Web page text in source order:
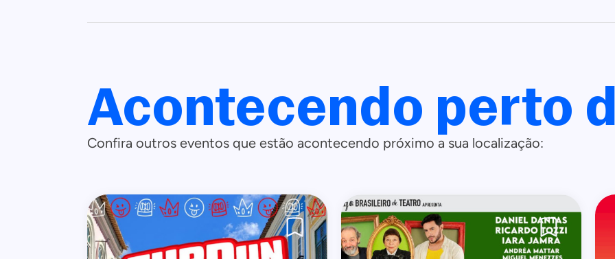
Acontecendo perto
Confira outros eventos que estão acontecendo próximo a sua localização: